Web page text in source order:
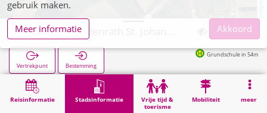
dl-de/by-2-0
Reisinformatie Stadsinformatie
Vrije tijd &
toerisme
Mobiliteit meer
Vertrekpunt Bestemming
Grundschule in 54m
Stadsinformatie Wegberg, Wildenrath St. Johann Baptist
gebruik maken.
Meer informatie
Akkoord